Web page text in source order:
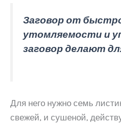
Заговор от
утомляемости и
заговор делают
Для него нужно семь
свежей, и сушеной,